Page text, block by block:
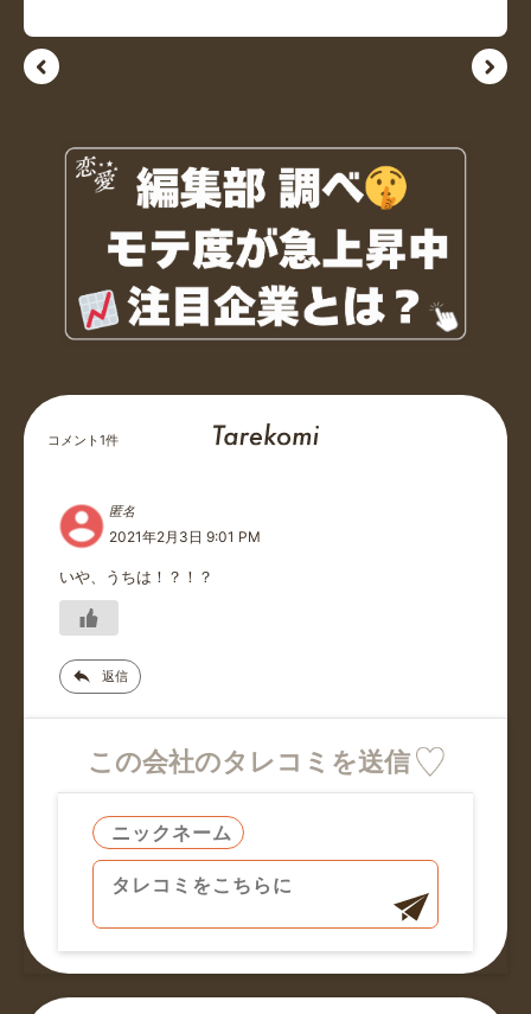
コメント1件
匿名
2021年2月3日 9:01 PM
いや、うちは！？！？
返信
この会社のタレコミを送信